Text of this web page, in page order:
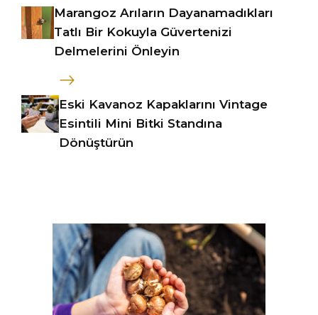
Marangoz Arıların Dayanamadıkları
Tatlı Bir Kokuyla Güvertenizi
Delmelerini Önleyin
Eski Kavanoz Kapaklarını Vintage
Esintili Mini Bitki Standına
Dönüştürün